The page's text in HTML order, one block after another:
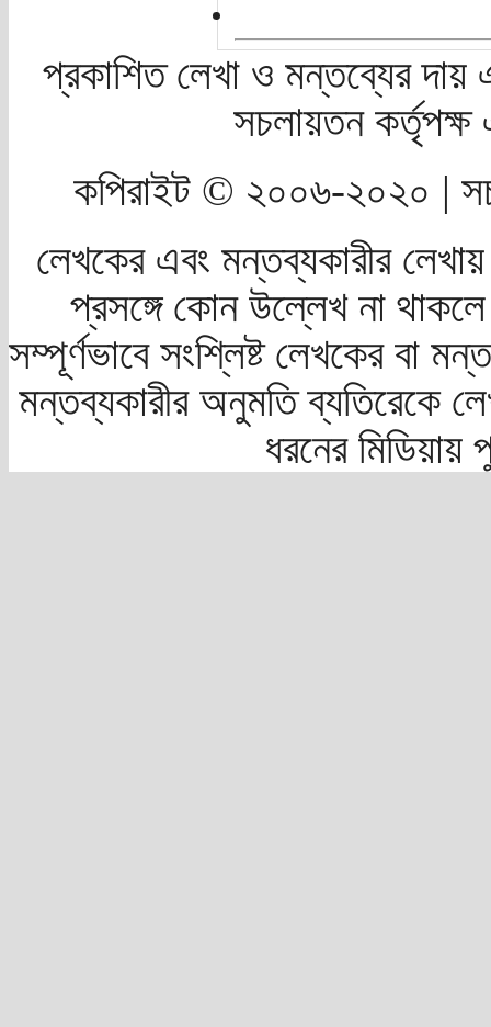
প্রকাশিত লেখা ও মন্তব্যের দায়
সচলায়তন
কপিরাইট © ২০০৬-২০২০ |
লেখকের এবং মন্তব্যকারীর
প্রসঙ্গে কোন উল্লেখ না
সম্পূর্ণভাবে সংশ্লিষ্ট লেখকের বা
মন্তব্যকারীর অনুমতি ব্যতিরেকে
ধরনের মিডিয়ায়